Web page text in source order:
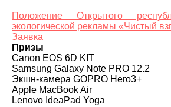
Положение Открытого
экологической рекламы «Чистый
Заявка
Призы
Canon EOS 6D KIT
Samsung Galaxy Note PRO 12.2
Экшн-камера GOPRO Hero3+
Apple MacBook Air
Lenovo IdeaPad Yoga